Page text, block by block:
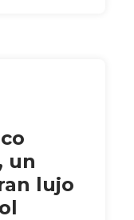
un
lujo